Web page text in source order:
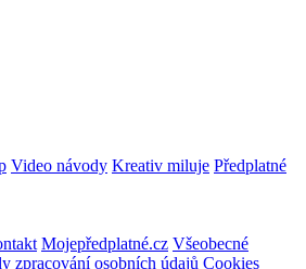
Video návody Kreativ miluje Předplatné
Mojepředplatné.cz Všeobecné
zpracování osobních údajů Cookies